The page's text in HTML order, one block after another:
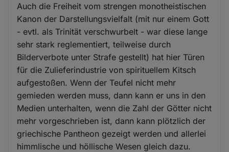
Auch die Freiheit vom strengen monotheistischen
Kanon der Darstellungsvielfalt (mit nur einem Gott
- evtl. als Trinität verschwurbelt - war diese lange
sehr stark reglementiert, teilweise durch
Bilderverbote unter Strafe gestellt) hat hier Türen
für die Zulieferindustrie von spirituellem Kitsch
aufgestoßen. Wenn der Teufel nicht mehr
gemieden werden muss, dann kann er uns in den
Medien unterhalten, wenn die Zahl der Götter nicht
mehr vorgeschrieben ist, dann kann plötzlich der
griechische Pantheon gezeigt werden und allerlei
himmlische und höllische Wesen gleich dazu.